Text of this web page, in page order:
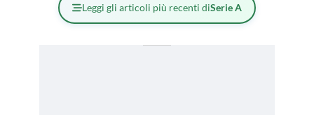
Leggi gli articoli più recenti diSerie A